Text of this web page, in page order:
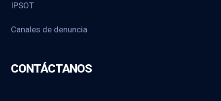
IPSOT
Canales de denuncia
CONTÁCTANOS